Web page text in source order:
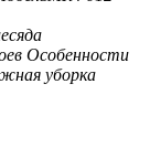
да
Особенности
уборка